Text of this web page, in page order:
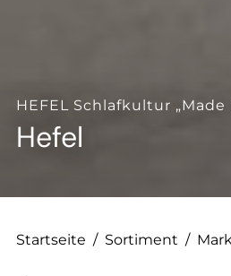
HEFEL Schlafkultur „Made
Hefel
Startseite / Sortiment /